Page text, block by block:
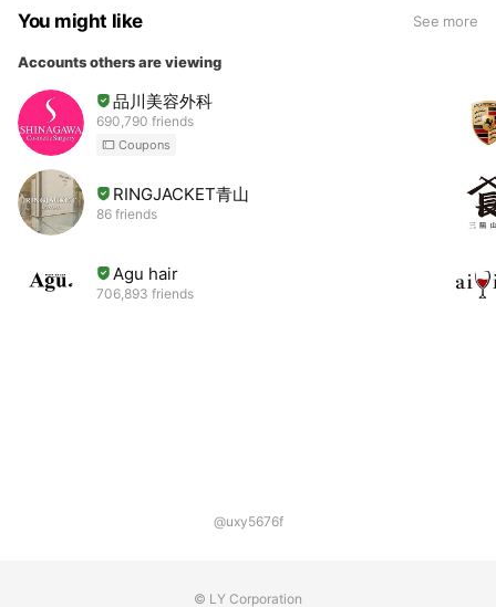
You might like See more
Accounts others are viewing
品川美容外科
690,790 friends
Coupons
RINGJACKET青山
86 friends
Agu hair
706,893 friends
@uxy5676f
© LY Corporation